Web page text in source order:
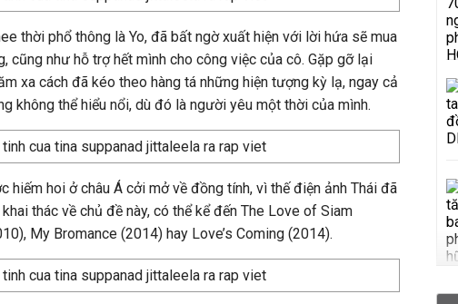
thời phổ thông là Yo, đã bất ngờ xuất hiện với lời hứa sẽ mua
cũng như hỗ trợ hết mình cho công việc của cô. Gặp gỡ lại
xa cách đã kéo theo hàng tá những hiện tượng kỳ lạ, ngay cả
không thể hiểu nổi, dù đó là người yêu một thời của mình.
hiếm hoi ở châu Á cởi mở về đồng tính, vì thế điện ảnh Thái đã
thác về chủ đề này, có thể kể đến The Love of Siam
My Bromance (2014) hay Love’s Coming (2014).